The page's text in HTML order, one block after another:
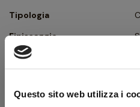
Questo sito web utilizza i
Tipologia
Finissaggio
Colore
Foro bocchino (mm)
9